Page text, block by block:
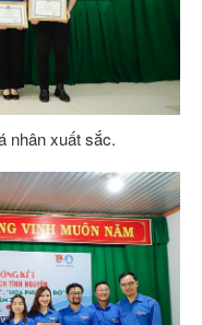
nhân xuất sắc.